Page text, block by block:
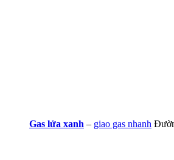
Gas lửa xanh – giao gas nhanh